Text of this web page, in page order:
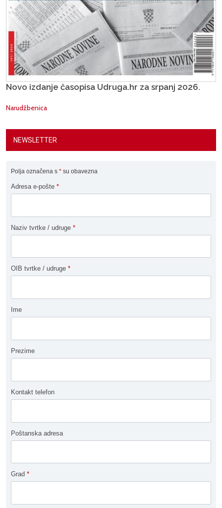
Novo izdanje časopisa Udruga.hr za srpanj 2026.
Narudžbenica
NEWSLETTER
Polja označena s * su obavezna
Adresa e-pošte *
Naziv tvrtke / udruge *
OIB tvrtke / udruge *
Ime
Prezime
Kontakt telefon
Poštanska adresa
Grad *